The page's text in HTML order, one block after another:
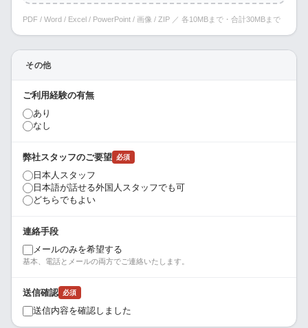
PDF / Word / Excel / PowerPoint / 画像 / ZIP ／ 各10MBまで・合計30MBまで
その他
ご利用経験の有無
あり
なし
弊社スタッフのご要望 必須
日本人スタッフ
日本語が話せる外国人スタッフでも可
どちらでもよい
連絡手段
メールのみを希望する
基本、電話とメールの両方でご連絡いたします。
送信確認 必須
送信内容を確認しました